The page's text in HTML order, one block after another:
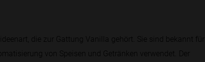
die zur Gattung Vanilla gehört. Sie sind bekannt für
von Speisen und Getränken verwendet. Der